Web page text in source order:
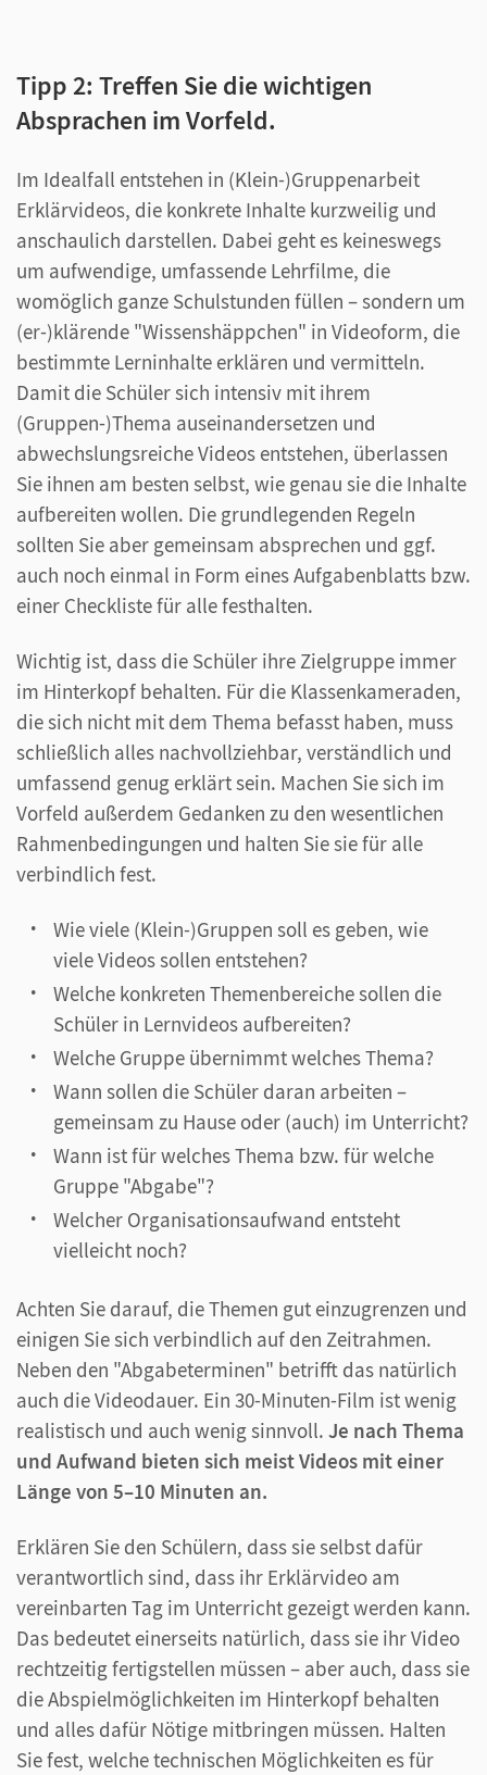
Tipp 2: Treffen Sie die wichtigen
Absprachen im Vorfeld.
Im Idealfall entstehen in (Klein-)Gruppenarbeit
Erklärvideos, die konkrete Inhalte kurzweilig und
anschaulich darstellen. Dabei geht es keineswegs
um aufwendige, umfassende Lehrfilme, die
womöglich ganze Schulstunden füllen – sondern um
(er-)klärende "Wissenshäppchen" in Videoform, die
bestimmte Lerninhalte erklären und vermitteln.
Damit die Schüler sich intensiv mit ihrem
(Gruppen-)Thema auseinandersetzen und
abwechslungsreiche Videos entstehen, überlassen
Sie ihnen am besten selbst, wie genau sie die Inhalte
aufbereiten wollen. Die grundlegenden Regeln
sollten Sie aber gemeinsam absprechen und ggf.
auch noch einmal in Form eines Aufgabenblatts bzw.
einer Checkliste für alle festhalten.
Wichtig ist, dass die Schüler ihre Zielgruppe immer
im Hinterkopf behalten. Für die Klassenkameraden,
die sich nicht mit dem Thema befasst haben, muss
schließlich alles nachvollziehbar, verständlich und
umfassend genug erklärt sein. Machen Sie sich im
Vorfeld außerdem Gedanken zu den wesentlichen
Rahmenbedingungen und halten Sie sie für alle
verbindlich fest.
Wie viele (Klein-)Gruppen soll es geben, wie
viele Videos sollen entstehen?
Welche konkreten Themenbereiche sollen die
Schüler in Lernvideos aufbereiten?
Welche Gruppe übernimmt welches Thema?
Wann sollen die Schüler daran arbeiten –
gemeinsam zu Hause oder (auch) im Unterricht?
Wann ist für welches Thema bzw. für welche
Gruppe "Abgabe"?
Welcher Organisationsaufwand entsteht
vielleicht noch?
Achten Sie darauf, die Themen gut einzugrenzen und
einigen Sie sich verbindlich auf den Zeitrahmen.
Neben den "Abgabeterminen" betrifft das natürlich
auch die Videodauer. Ein 30-Minuten-Film ist wenig
realistisch und auch wenig sinnvoll. Je nach Thema
und Aufwand bieten sich meist Videos mit einer
Länge von 5–10 Minuten an.
Erklären Sie den Schülern, dass sie selbst dafür
verantwortlich sind, dass ihr Erklärvideo am
vereinbarten Tag im Unterricht gezeigt werden kann.
Das bedeutet einerseits natürlich, dass sie ihr Video
rechtzeitig fertigstellen müssen – aber auch, dass sie
die Abspielmöglichkeiten im Hinterkopf behalten
und alles dafür Nötige mitbringen müssen. Halten
Sie fest, welche technischen Möglichkeiten es für